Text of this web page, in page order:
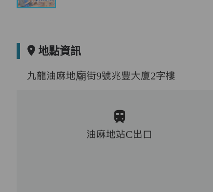
地點資訊
九龍油麻地廟街9號兆豐大廈2字樓
油麻地站C出口